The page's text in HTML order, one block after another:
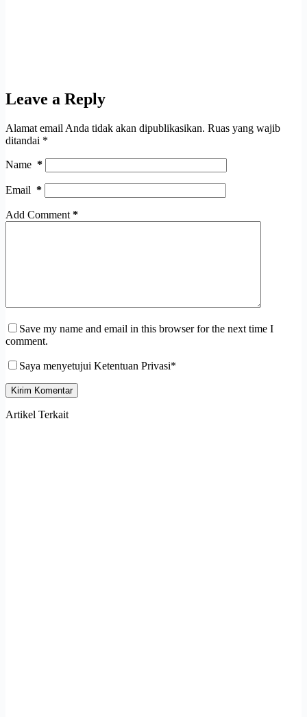
Leave a Reply
Alamat email Anda tidak akan dipublikasikan. Ruas yang wajib
ditandai *
Name *
Email *
Add Comment *
Save my name and email in this browser for the next time I
comment.
Saya menyetujui Ketentuan Privasi*
Kirim Komentar
Artikel Terkait